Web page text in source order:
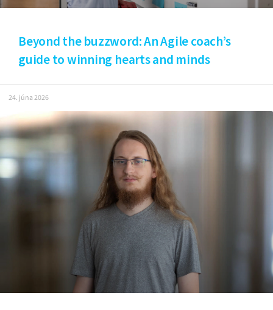
Beyond the buzzword: An Agile coach’s
guide to winning hearts and minds
24. júna 2026